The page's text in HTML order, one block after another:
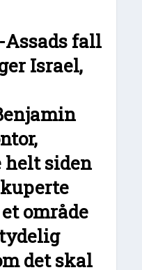
Assads fall
Israel,
helt siden
område
det skal